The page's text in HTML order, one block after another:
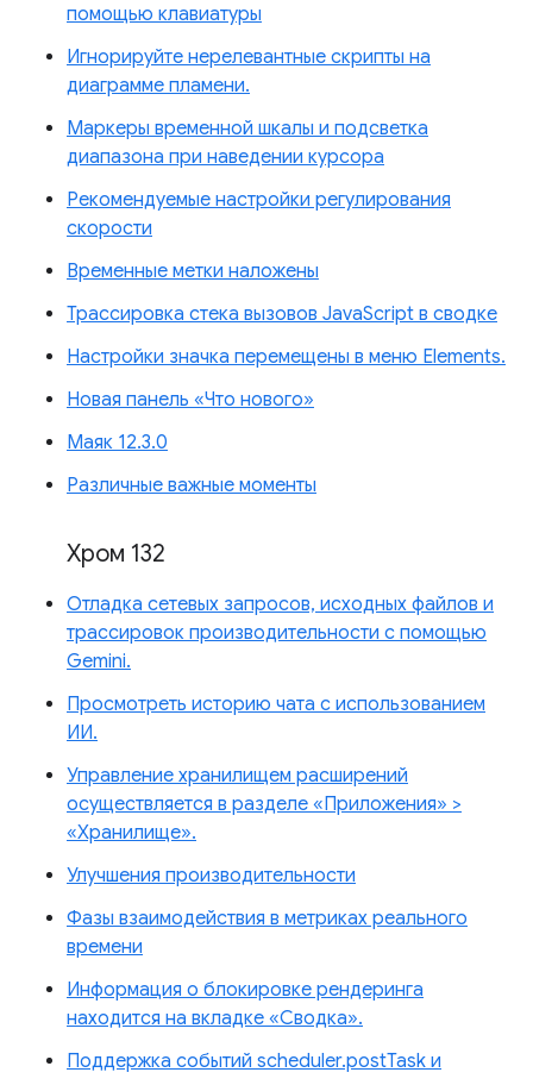
помощью клавиатуры
Игнорируйте нерелевантные скрипты на
диаграмме пламени.
Маркеры временной шкалы и подсветка
диапазона при наведении курсора
Рекомендуемые настройки регулирования
скорости
Временные метки наложены
Трассировка стека вызовов JavaScript в сводке
Настройки значка перемещены в меню Elements.
Новая панель «Что нового»
Маяк 12.3.0
Различные важные моменты
Хром 132
Отладка сетевых запросов, исходных файлов и
трассировок производительности с помощью
Gemini.
Просмотреть историю чата с использованием
ИИ.
Управление хранилищем расширений
осуществляется в разделе «Приложения» >
«Хранилище».
Улучшения производительности
Фазы взаимодействия в метриках реального
времени
Информация о блокировке рендеринга
находится на вкладке «Сводка».
Поддержка событий scheduler.postTask и